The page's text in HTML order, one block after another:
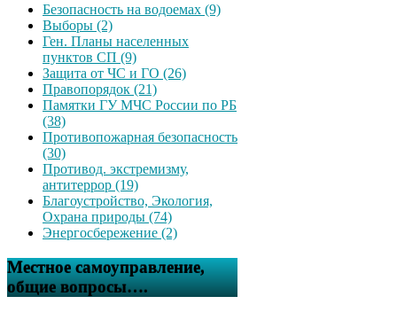
Безопасность на водоемах (9)
Выборы (2)
Ген. Планы населенных
пунктов СП (9)
Защита от ЧС и ГО (26)
Правопорядок (21)
Памятки ГУ МЧС России по РБ
(38)
Противопожарная безопасность
(30)
Противод. экстремизму,
антитеррор (19)
Благоустройство, Экология,
Охрана природы (74)
Энергосбережение (2)
Местное самоуправление,
общие вопросы….